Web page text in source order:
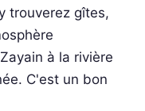
trouverez gîtes,
à la rivière
C'est un bon